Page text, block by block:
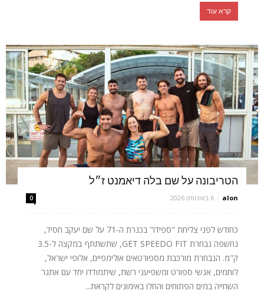
קרא עוד
הטריבונה על שם בלה דיאמנט ז״ל
alon
- 6 באוגוסט 2026 0
כחודש לפני צליחת "ספידו" בכנרת ה-71 על שם יעקב חסיד,
נחשפה נבחרת GET SPEEDO FIT, שתשתתף במקצה ל-3.5
ק"מ. הנבחרת מורכבת מספורטאים אולימפיים, אלופי ישראל,
לוחמים, אנשי ספורט ומשפיעני רשת, שיתמודדו יחד עם אתגר
השחייה במים הפתוחים והחלו באימונים לקראת...